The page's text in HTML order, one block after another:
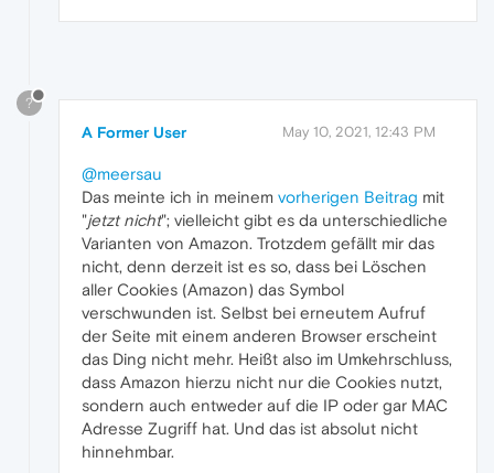
?
A Former User May 10, 2021, 12:43 PM
@meersau
Das meinte ich in meinem vorherigen Beitrag mit
"jetzt nicht"; vielleicht gibt es da unterschiedliche
Varianten von Amazon. Trotzdem gefällt mir das
nicht, denn derzeit ist es so, dass bei Löschen
aller Cookies (Amazon) das Symbol
verschwunden ist. Selbst bei erneutem Aufruf
der Seite mit einem anderen Browser erscheint
das Ding nicht mehr. Heißt also im Umkehrschluss,
dass Amazon hierzu nicht nur die Cookies nutzt,
sondern auch entweder auf die IP oder gar MAC
Adresse Zugriff hat. Und das ist absolut nicht
hinnehmbar.